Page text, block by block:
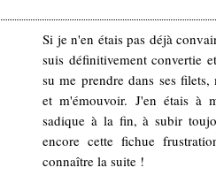
Si je n'en étais pas déjà
suis définitivement convertie
su me prendre dans ses
et m'émouvoir. J'en étais à
sadique à la fin, à subir
encore cette fichue
connaître la suite !